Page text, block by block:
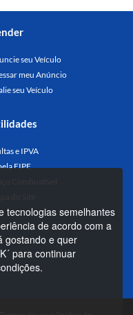
seu Veículo
meu Anúncio
seu Veículo
e IPVA
FIPE
tecnologias semelhantes
de acordo com a
gostando e quer
para continuar